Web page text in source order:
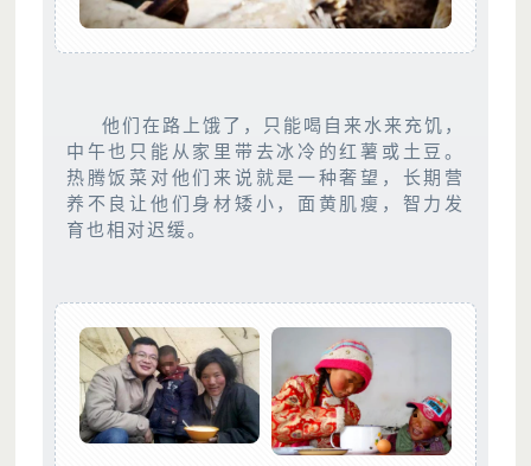
他们在路上饿了，只能喝自来水来充饥，
中午也只能从家里带去冰冷的红薯或土豆。
热腾饭菜对他们来说就是一种奢望，长期营
养不良让他们身材矮小，面黄肌瘦，智力发
育也相对迟缓。